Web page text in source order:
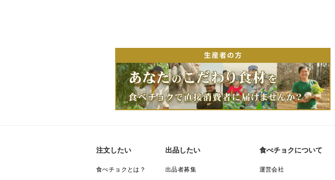
注文したい
食べチョクとは？
出品したい
出品者募集
食べチョクについて
運営会社